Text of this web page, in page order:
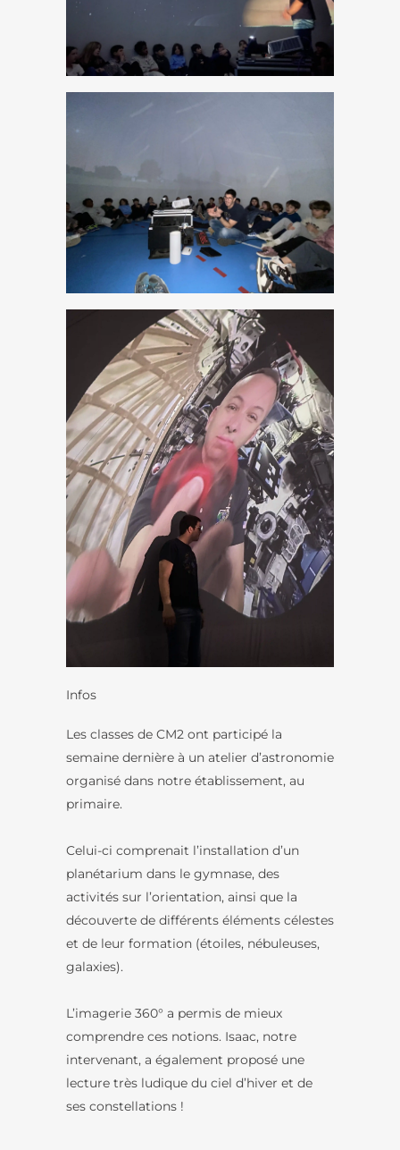
Infos
Les classes de CM2 ont participé la
semaine dernière à un atelier d’astronomie
organisé dans notre établissement, au
primaire.
Celui-ci comprenait l’installation d’un
planétarium dans le gymnase, des
activités sur l’orientation, ainsi que la
découverte de différents éléments célestes
et de leur formation (étoiles, nébuleuses,
galaxies).
L’imagerie 360° a permis de mieux
comprendre ces notions. Isaac, notre
intervenant, a également proposé une
lecture très ludique du ciel d’hiver et de
ses constellations !